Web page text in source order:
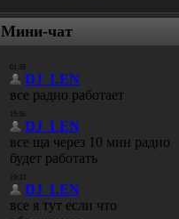
Мини-чат